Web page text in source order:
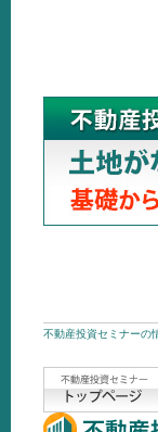
不動産投資セミナーの